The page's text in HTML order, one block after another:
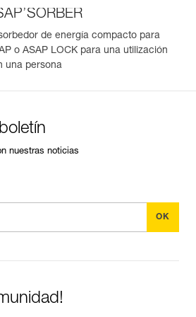
de un producto desde su fecha de
de energía compacto para
o ASAP LOCK para una utilización
una persona
nuestras noticias